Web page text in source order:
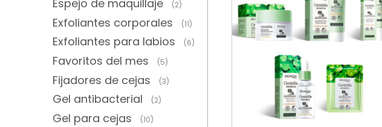
Espejo de maquillaje (2)
Exfoliantes corporales (11)
Exfoliantes para labios (6)
Favoritos del mes (5)
Fijadores de cejas (3)
Gel antibacterial (2)
Gel para cejas (10)